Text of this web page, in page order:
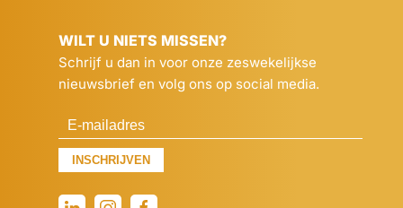
WILT U NIETS MISSEN?
Schrijf u dan in voor onze zeswekelijkse
nieuwsbrief en volg ons op social media.
INSCHRIJVEN